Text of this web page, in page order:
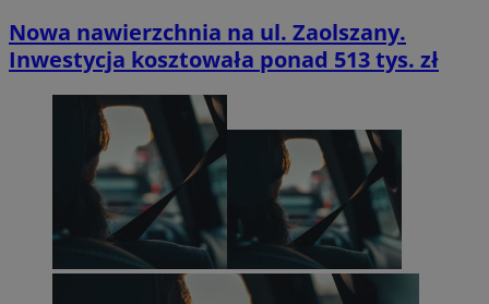
Nowa nawierzchnia na ul. Zaolszany.
Inwestycja kosztowała ponad 513 tys. zł